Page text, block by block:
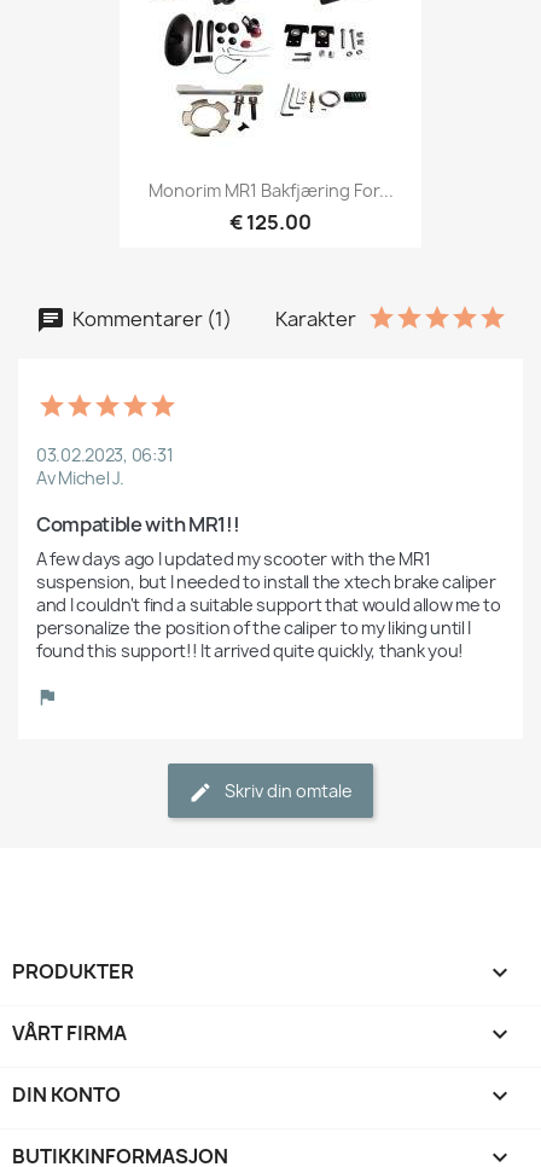
Monorim MR1 Bakfjæring For...
€ 125.00
Kommentarer (1) Karakter
03.02.2023, 06:31
Av Michel J.
Compatible with MR1!!
A few days ago I updated my scooter with the MR1
suspension, but I needed to install the xtech brake caliper
and I couldn't find a suitable support that would allow me to
personalize the position of the caliper to my liking until I
found this support!! It arrived quite quickly, thank you!
Skriv din omtale
PRODUKTER 
VÅRT FIRMA 
DIN KONTO 
BUTIKKINFORMASJON keyboard_arrow_down